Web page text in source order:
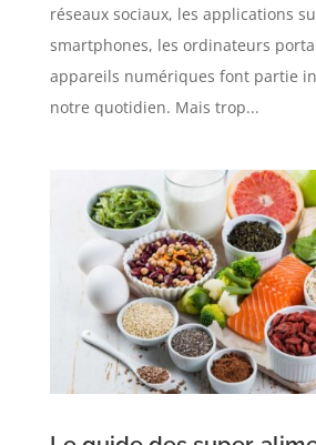
réseaux sociaux, les applications
smartphones, les ordinateurs
appareils numériques font partie
notre quotidien. Mais trop...